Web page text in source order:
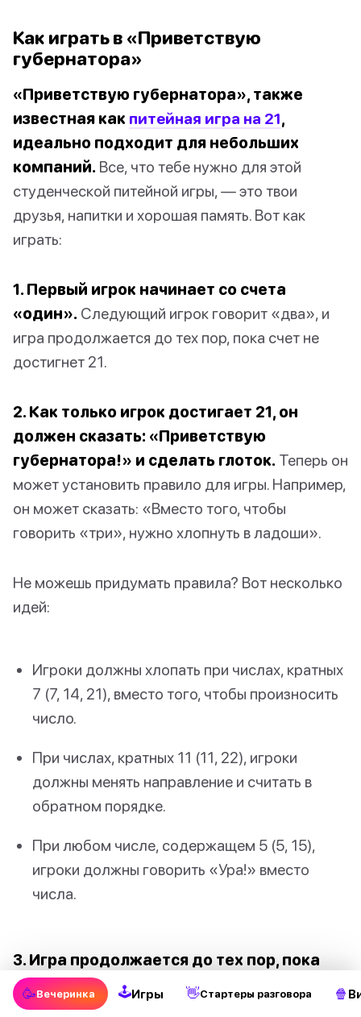
Как играть в «Приветствую
губернатора»
«Приветствую губернатора», также
известная как питейная игра на 21,
идеально подходит для небольших
компаний. Все, что тебе нужно для этой
студенческой питейной игры, — это твои
друзья, напитки и хорошая память. Вот как
играть:
1. Первый игрок начинает со счета
«один». Следующий игрок говорит «два», и
игра продолжается до тех пор, пока счет не
достигнет 21.
2. Как только игрок достигает 21, он
должен сказать: «Приветствую
губернатора!» и сделать глоток. Теперь он
может установить правило для игры. Например,
он может сказать: «Вместо того, чтобы
говорить «три», нужно хлопнуть в ладоши».
Не можешь придумать правила? Вот несколько
идей:
Игроки должны хлопать при числах, кратных
7 (7, 14, 21), вместо того, чтобы произносить
число.
При числах, кратных 11 (11, 22), игроки
должны менять направление и считать в
обратном порядке.
При любом числе, содержащем 5 (5, 15),
игроки должны говорить «Ура!» вместо
числа.
3. Игра продолжается до тех пор, пока
кто-нибудь не ошибется или не забудет
правило.Этот игрок затем должен выпить и
🥳Вечеринка 🕹Игры 👋Стартеры разговора 🍿